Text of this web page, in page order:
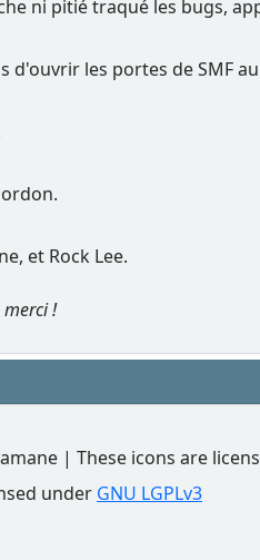
ni pitié traqué les bugs,
les portes de SMF
et Rock Lee.
merci !
| These icons are
under GNU LGPLv3